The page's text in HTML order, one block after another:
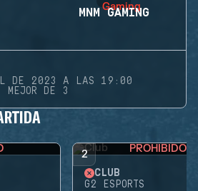
MNM GAMING
DE 2023 A LAS 19:00
MEJOR DE 3
2 PROHIBIDO
CLUB
G2 ESPORTS